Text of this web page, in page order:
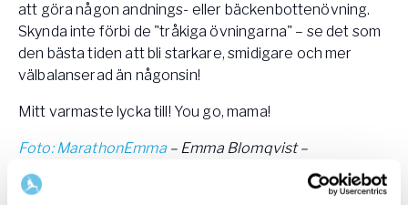
att göra någon andnings- eller bäckenbottenövning.
Skynda inte förbi de "tråkiga övningarna" – se det som
den bästa tiden att bli starkare, smidigare och mer
välbalanserad än någonsin!
Mitt varmaste lycka till! You go, mama!
Foto: MarathonEmma– Emma Blomqvist –
långdistansidrottare och utbildad personlig
tränare/kostrådgivare med inriktning löpning och